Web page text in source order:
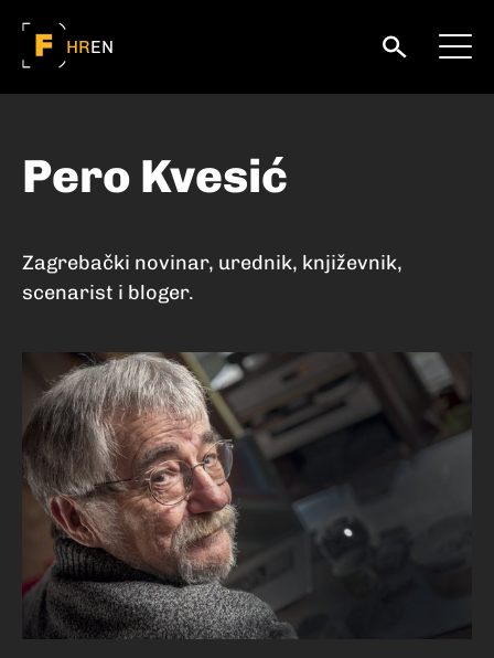
HREN
Pero Kvesić
Zagrebački novinar, urednik, književnik,
scenarist i bloger.